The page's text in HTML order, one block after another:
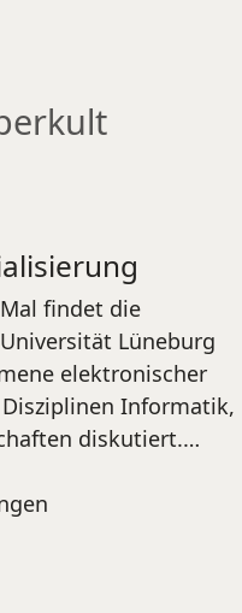
findet die
Lüneburg
elektronischer
Informatik,
diskutiert.…